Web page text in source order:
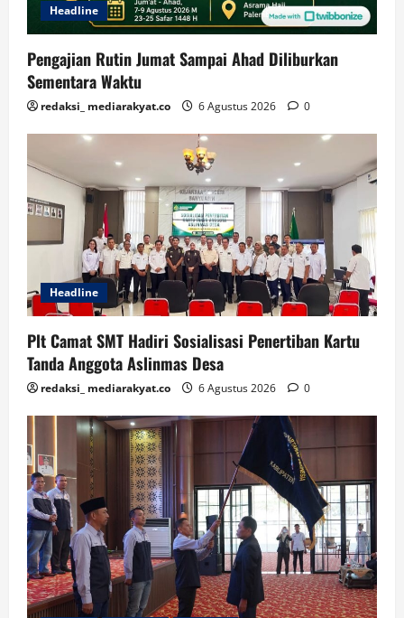
Headline
Pengajian Rutin Jumat Sampai Ahad Diliburkan
Sementara Waktu
redaksi_ mediarakyat.co 6 Agustus 2026 0
Headline
Plt Camat SMT Hadiri Sosialisasi Penertiban Kartu
Tanda Anggota Aslinmas Desa
redaksi_ mediarakyat.co 6 Agustus 2026 0